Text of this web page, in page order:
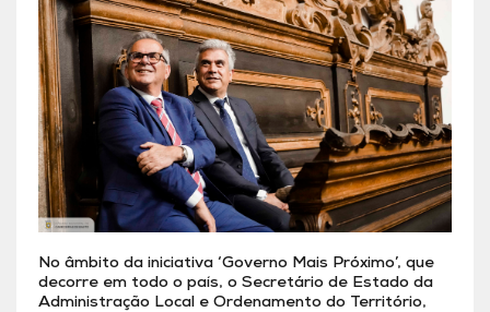
No âmbito da iniciativa ‘Governo Mais Próximo’, que
decorre em todo o país, o Secretário de Estado da
Administração Local e Ordenamento do Território,